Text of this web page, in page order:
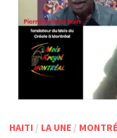
HAITI / LA UNE/